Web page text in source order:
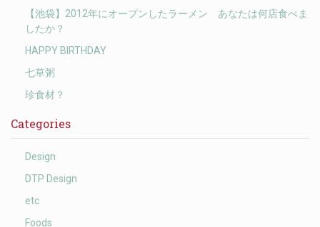
【池袋】2012年にオープンしたラーメン あなたは何店食べま
したか？
HAPPY BIRTHDAY
七草粥
珍食材？
Categories
Design
DTP Design
etc
Foods